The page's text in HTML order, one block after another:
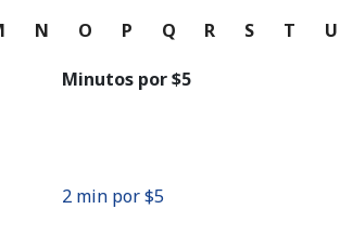
con
N O P Q R S T U
Minutos por ⁦$5⁩
2 min por ⁦$5⁩